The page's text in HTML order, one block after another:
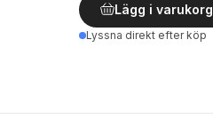
Lägg i varukorg
Lyssna direkt efter köp